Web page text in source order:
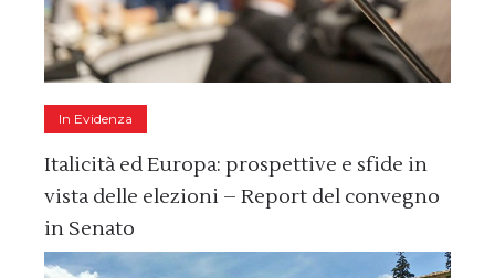
In Evidenza
Italicità ed Europa: prospettive e sfide in
vista delle elezioni – Report del convegno
in Senato